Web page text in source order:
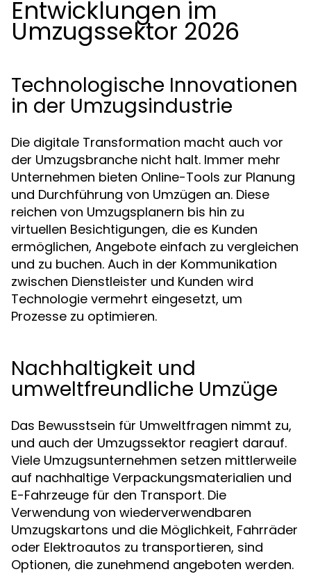
Entwicklungen im
Umzugssektor 2026
Technologische Innovationen
in der Umzugsindustrie
Die digitale Transformation macht auch vor
der Umzugsbranche nicht halt. Immer mehr
Unternehmen bieten Online-Tools zur Planung
und Durchführung von Umzügen an. Diese
reichen von Umzugsplanern bis hin zu
virtuellen Besichtigungen, die es Kunden
ermöglichen, Angebote einfach zu vergleichen
und zu buchen. Auch in der Kommunikation
zwischen Dienstleister und Kunden wird
Technologie vermehrt eingesetzt, um
Prozesse zu optimieren.
Nachhaltigkeit und
umweltfreundliche Umzüge
Das Bewusstsein für Umweltfragen nimmt zu,
und auch der Umzugssektor reagiert darauf.
Viele Umzugsunternehmen setzen mittlerweile
auf nachhaltige Verpackungsmaterialien und
E-Fahrzeuge für den Transport. Die
Verwendung von wiederverwendbaren
Umzugskartons und die Möglichkeit, Fahrräder
oder Elektroautos zu transportieren, sind
Optionen, die zunehmend angeboten werden.